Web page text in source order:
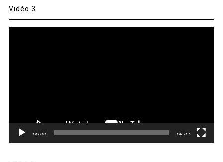
Vidéo 3
00:00 05:07